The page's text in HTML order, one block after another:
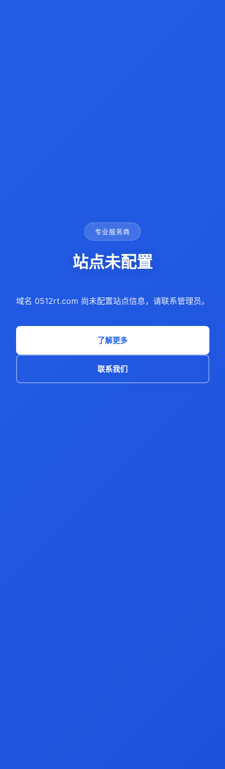
专业服务商
站点未配置
域名 0512rt.com 尚未配置站点信息，请联系管理员。
了解更多
联系我们